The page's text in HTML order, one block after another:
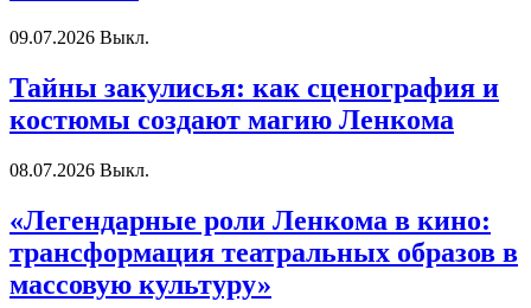
09.07.2026 Выкл.
Тайны закулисья: как сценография и
костюмы создают магию Ленкома
08.07.2026 Выкл.
«Легендарные роли Ленкома в кино:
трансформация театральных образов в
массовую культуру»